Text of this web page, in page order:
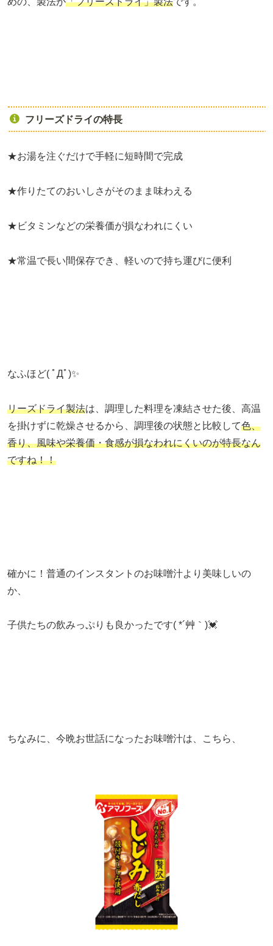
フリーズドライの特長
★お湯を注ぐだけで手軽に短時間で完成
★作りたてのおいしさがそのまま味わえる
★ビタミンなどの栄養価が損なわれにくい
★常温で長い間保存でき、軽いので持ち運びに便利
なふほど( ﾟДﾟ)✨
リーズドライ製法は、調理した料理を凍結させた後、高温
を掛けずに乾燥させるから、調理後の状態と比較して色、
香り、風味や栄養価・食感が損なわれにくいのが特長なん
ですね！！
確かに！普通のインスタントのお味噌汁より美味しいの
か、
子供たちの飲みっぷりも良かったです( *´艸｀)💓
ちなみに、今晩お世話になったお味噌汁は、こちら、